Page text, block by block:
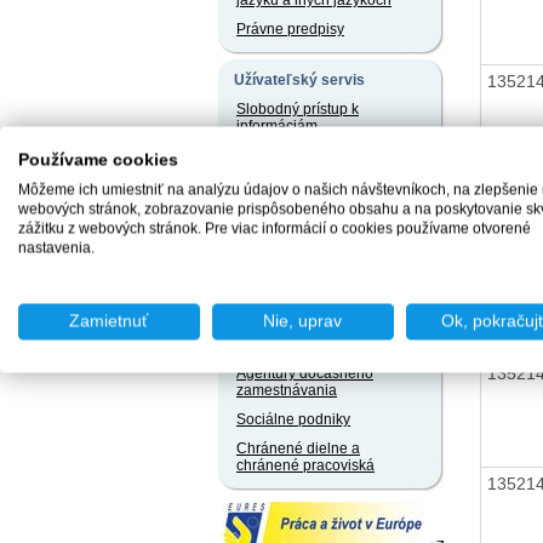
Právne predpisy
Užívateľský servis
Slobodný prístup k
informáciám
Oznamovanie
protispoločenskej činnosti
Agentúry podporovaného
zamestnávania
Agentúry dočasného
zamestnávania
Sociálne podniky
Chránené dielne a
chránené pracoviská
Používame cookies
Môžeme ich umiestniť na analýzu údajov o našich návštevníkoch, na zlepšenie
webových stránok, zobrazovanie prispôsobeného obsahu a na poskytovanie
zážitku z webových stránok. Pre viac informácií o cookies používame otvorené
nastavenia.
Zamietnuť Nie, uprav Ok,